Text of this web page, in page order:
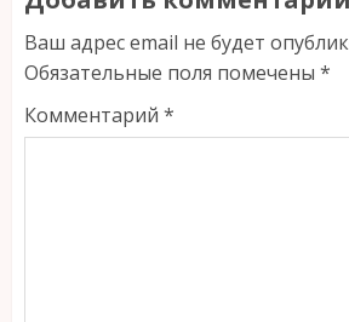
Ваш адрес email не будет
Обязательные поля помечены *
Комментарий *